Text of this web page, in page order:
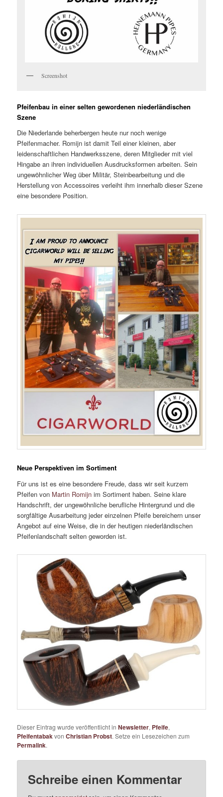
Screenshot
Pfeifenbau in einer selten gewordenen niederländischen
Szene
Die Niederlande beherbergen heute nur noch wenige
Pfeifenmacher. Romijn ist damit Teil einer kleinen, aber
leidenschaftlichen Handwerksszene, deren Mitglieder mit viel
Hingabe an ihren individuellen Ausdrucksformen arbeiten. Sein
ungewöhnlicher Weg über Militär, Steinbearbeitung und die
Herstellung von Accessoires verleiht ihm innerhalb dieser Szene
eine besondere Position.
Neue Perspektiven im Sortiment
Für uns ist es eine besondere Freude, dass wir seit kurzem
Pfeifen von Martin Romijn im Sortiment haben. Seine klare
Handschrift, der ungewöhnliche berufliche Hintergrund und die
sorgfältige Ausarbeitung jeder einzelnen Pfeife bereichern unser
Angebot auf eine Weise, die in der heutigen niederländischen
Pfeifenlandschaft selten geworden ist.
Dieser Eintrag wurde veröffentlicht inNewsletter, Pfeife,
PfeifentabakvonChristian Probst. Setze ein Lesezeichen zum
Permalink.
Schreibe einen Kommentar